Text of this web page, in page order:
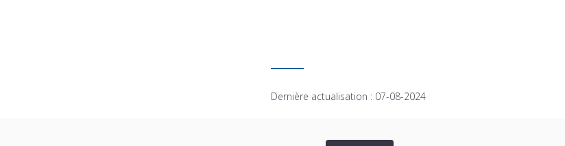
Dernière actualisation : 07-08-2024